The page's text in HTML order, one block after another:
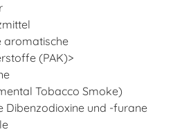
aromatische
(PAK)>
Tobacco Smoke)
Dibenzodioxine und -furane